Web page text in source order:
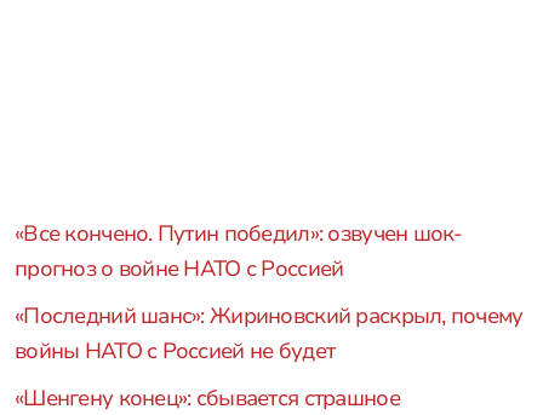
«Все кончено. Путин победил»: озвучен шок-
прогноз о войне НАТО с Россией
«Последний шанс»: Жириновский раскрыл, почему
войны НАТО с Россией не будет
«Шенгену конец»: сбывается страшное